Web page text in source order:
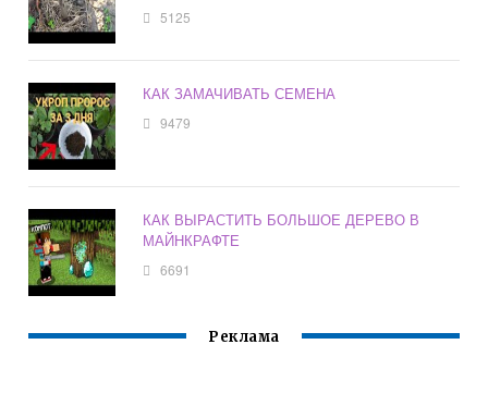
5125
КАК ЗАМАЧИВАТЬ СЕМЕНА
9479
КАК ВЫРАСТИТЬ БОЛЬШОЕ ДЕРЕВО В
МАЙНКРАФТЕ
6691
Реклама